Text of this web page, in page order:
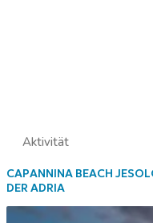
Aktivität
CAPANNINA BEACH
DER ADRIA